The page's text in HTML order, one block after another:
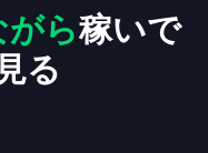
ら稼いで
る